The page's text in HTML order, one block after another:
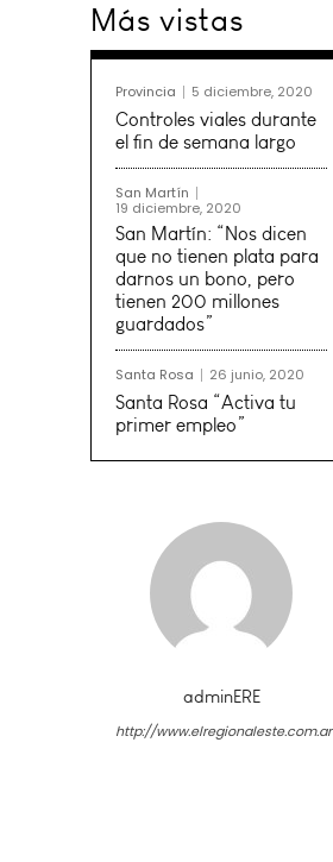
Más vistas
Provincia 5 diciembre, 2020
Controles viales durante
el fin de semana largo
San Martín
19 diciembre, 2020
San Martín: “Nos dicen
que no tienen plata para
darnos un bono, pero
tienen 200 millones
guardados”
Santa Rosa 26 junio, 2020
Santa Rosa “Activa tu
primer empleo”
adminERE
http://www.elregionaleste.com.ar